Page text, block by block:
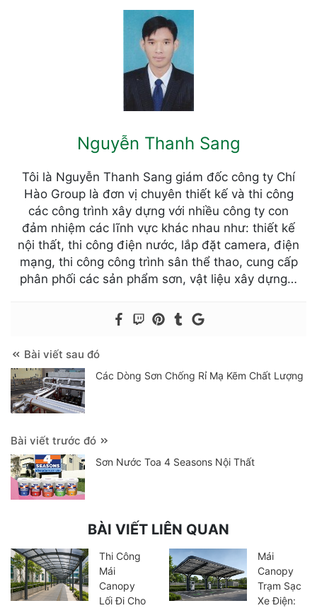
Nguyễn Thanh Sang
Tôi là Nguyễn Thanh Sang giám đốc công ty Chí
Hào Group là đơn vị chuyên thiết kế và thi công
các công trình xây dựng với nhiều công ty con
đảm nhiệm các lĩnh vực khác nhau như: thiết kế
nội thất, thi công điện nước, lắp đặt camera, điện
mạng, thi công công trình sân thể thao, cung cấp
phân phối các sản phẩm sơn, vật liệu xây dựng…
Bài viết sau đó
Các Dòng Sơn Chống Rỉ Mạ Kẽm Chất Lượng
Bài viết trước đó
Sơn Nước Toa 4 Seasons Nội Thất
BÀI VIẾT LIÊN QUAN
Thi Công
Mái
Canopy
Lối Đi Cho
Mái
Canopy
Trạm Sạc
Xe Điện: